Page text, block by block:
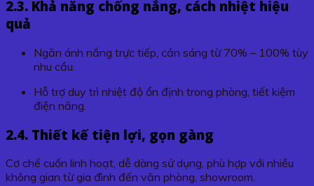
2.3. Khả năng chống nắng, cách nhiệt hiệu
quả
Ngăn ánh nắng trực tiếp, cản sáng từ 70% – 100% tùy
nhu cầu.
Hỗ trợ duy trì nhiệt độ ổn định trong phòng, tiết kiệm
điện năng.
2.4. Thiết kế tiện lợi, gọn gàng
Cơ chế cuốn linh hoạt, dễ dàng sử dụng, phù hợp với nhiều
không gian từ gia đình đến văn phòng, showroom.